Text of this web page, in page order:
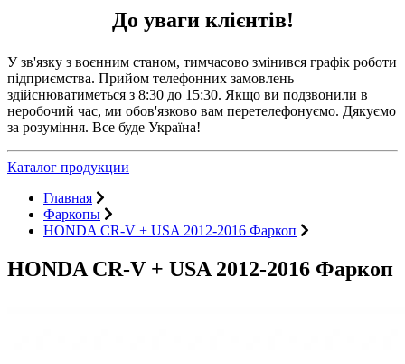
До уваги клієнтів!
У зв'язку з воєнним станом, тимчасово змінився графік роботи
підприємства. Прийом телефонних замовлень
здійснюватиметься з 8:30 до 15:30. Якщо ви подзвонили в
неробочий час, ми обов'язково вам перетелефонуємо. Дякуємо
за розуміння. Все буде Україна!
Каталог продукции
Главная
Фаркопы
HONDA CR-V + USA 2012-2016 Фаркоп
HONDA CR-V + USA 2012-2016 Фаркоп